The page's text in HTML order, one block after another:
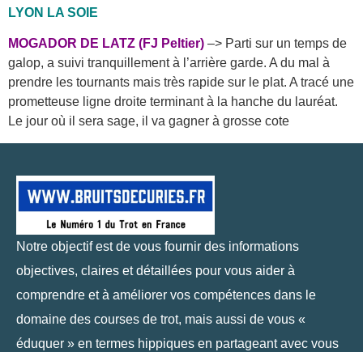
LYON LA SOIE
MOGADOR DE LATZ (FJ Peltier) –> Parti sur un temps de
galop, a suivi tranquillement à l’arrière garde. A du mal à
prendre les tournants mais très rapide sur le plat. A tracé une
prometteuse ligne droite terminant à la hanche du lauréat.
Le jour où il sera sage, il va gagner à grosse cote
Notre objectif est de vous fournir des informations
objectives, claires et détaillées pour vous aider à
comprendre et à améliorer vos compétences dans le
domaine des courses de trot, mais aussi de vous «
éduquer » en termes hippiques en partageant avec vous